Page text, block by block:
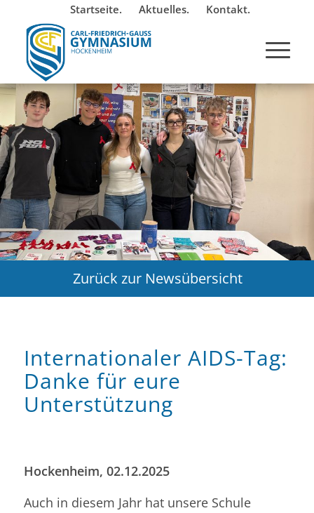
Startseite. Aktuelles. Kontakt.
Zurück zur Newsübersicht
Internationaler AIDS-Tag:
Danke für eure
Unterstützung
Hockenheim, 02.12.2025
Auch in diesem Jahr hat unsere Schule